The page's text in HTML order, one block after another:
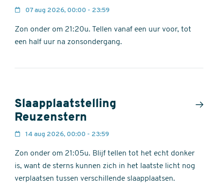
07 aug 2026, 00:00 - 23:59
Zon onder om 21:20u. Tellen vanaf een uur voor, tot
een half uur na zonsondergang.
Slaapplaatstelling
Reuzenstern
14 aug 2026, 00:00 - 23:59
Zon onder om 21:05u. Blijf tellen tot het echt donker
is, want de sterns kunnen zich in het laatste licht nog
verplaatsen tussen verschillende slaapplaatsen.